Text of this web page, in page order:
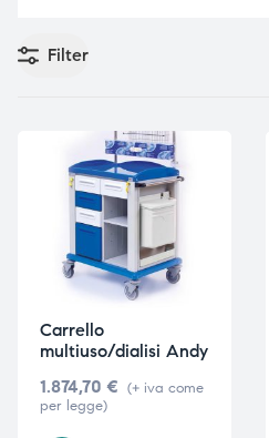
Filter
Carrello
multiuso/dialisi Andy
1.874,70 € (+ iva come
per legge)